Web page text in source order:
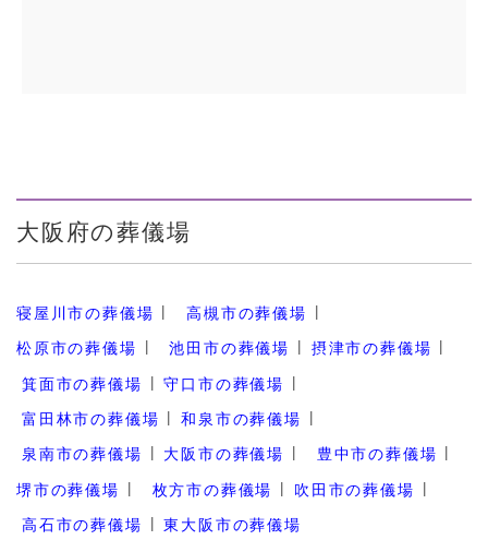
大阪府の葬儀場
寝屋川市の葬儀場
高槻市の葬儀場
松原市の葬儀場
池田市の葬儀場
摂津市の葬儀場
箕面市の葬儀場
守口市の葬儀場
富田林市の葬儀場
和泉市の葬儀場
泉南市の葬儀場
大阪市の葬儀場
豊中市の葬儀場
堺市の葬儀場
枚方市の葬儀場
吹田市の葬儀場
高石市の葬儀場
東大阪市の葬儀場